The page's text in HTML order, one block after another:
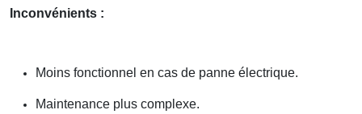
Inconvénients :
Moins fonctionnel en cas de panne électrique.
Maintenance plus complexe.